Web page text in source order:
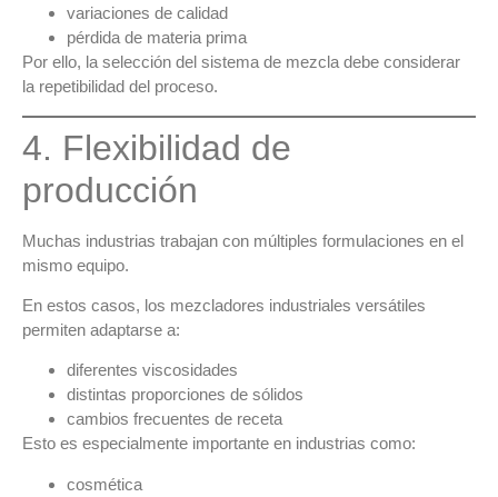
variaciones de calidad
pérdida de materia prima
Por ello, la selección del sistema de mezcla debe considerar
la repetibilidad del proceso.
4. Flexibilidad de
producción
Muchas industrias trabajan con múltiples formulaciones en el
mismo equipo.
En estos casos, los mezcladores industriales versátiles
permiten adaptarse a:
diferentes viscosidades
distintas proporciones de sólidos
cambios frecuentes de receta
Esto es especialmente importante en industrias como:
cosmética